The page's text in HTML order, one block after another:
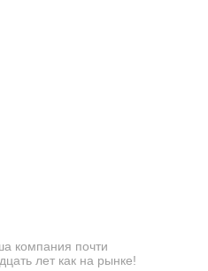
компания почти
лет как на рынке!